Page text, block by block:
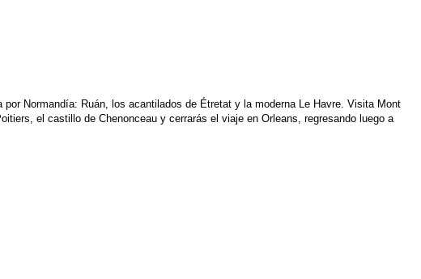
Normandía: Ruán, los acantilados de Étretat y la moderna Le Havre. Visita Mont
el castillo de Chenonceau y cerrarás el viaje en Orleans, regresando luego a